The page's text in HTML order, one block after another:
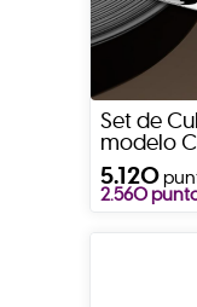
Set de
modelo
5.120
2.560